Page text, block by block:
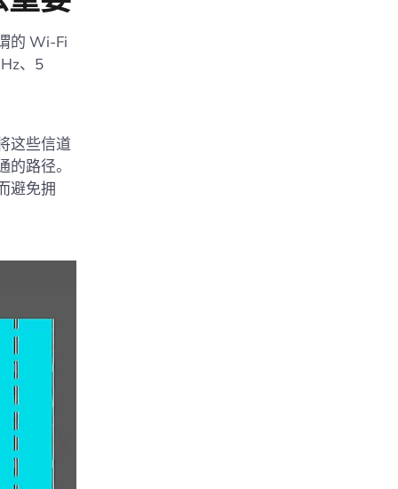
的 Wi-Fi
、5
这些信道
路径。
避免拥